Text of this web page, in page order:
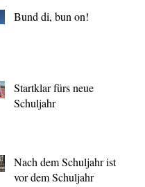
Bund di, bun on!
Startklar fürs neue
Schuljahr
Nach dem Schuljahr ist
vor dem Schuljahr